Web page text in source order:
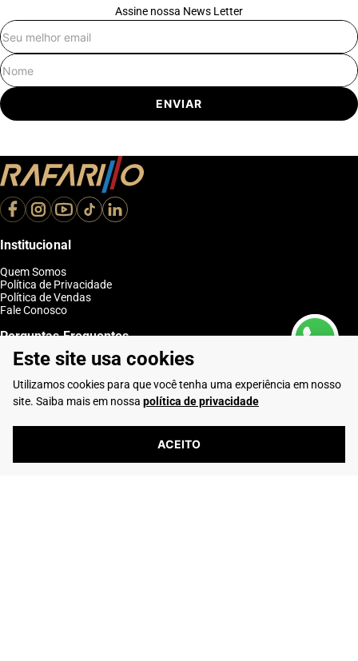
Este site usa cookies
Utilizamos cookies para que você tenha uma experiência em nosso
site. Saiba mais em nossa política de privacidade
ACEITO
Assine nossa News Letter
ENVIAR
Institucional
Quem Somos
Política de Privacidade
Política de Vendas
Fale Conosco
Perguntas Frequentes
Como Comprar
Trocas e Devoluções
Club Rafarillo
Entre em Contato
Whatsapp: (16) 99195-5292